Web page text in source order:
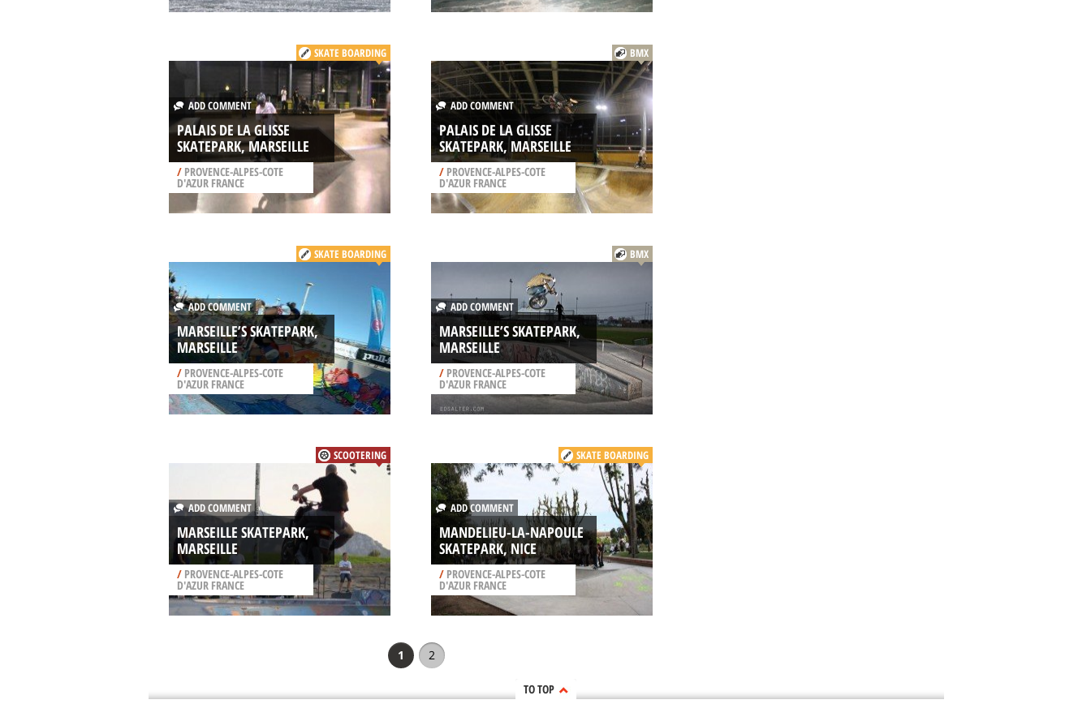
SKATE BOARDING
ADD COMMENT
PALAIS DE LA GLISSE
SKATEPARK, MARSEILLE
/PROVENCE-ALPES-COTE
D'AZUR FRANCE
BMX
ADD COMMENT
PALAIS DE LA GLISSE
SKATEPARK, MARSEILLE
/PROVENCE-ALPES-COTE
D'AZUR FRANCE
SKATE BOARDING
ADD COMMENT
MARSEILLE’S SKATEPARK,
MARSEILLE
/PROVENCE-ALPES-COTE
D'AZUR FRANCE
BMX
ADD COMMENT
MARSEILLE’S SKATEPARK,
MARSEILLE
/PROVENCE-ALPES-COTE
D'AZUR FRANCE
SCOOTERING
ADD COMMENT
MARSEILLE SKATEPARK,
MARSEILLE
/PROVENCE-ALPES-COTE
D'AZUR FRANCE
SKATE BOARDING
ADD COMMENT
MANDELIEU-LA-NAPOULE
SKATEPARK, NICE
/PROVENCE-ALPES-COTE
D'AZUR FRANCE
1 2
TO TOP